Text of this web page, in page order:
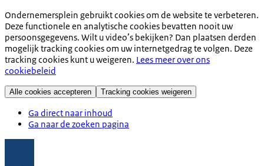
Ondernemersplein gebruikt cookies om de website te verbeteren.
Deze functionele en analytische cookies bevatten nooit uw
persoonsgegevens. Wilt u video’s bekijken? Dan plaatsen derden
mogelijk tracking cookies om uw internetgedrag te volgen. Deze
tracking cookies kunt u weigeren. Lees meer over ons
cookiebeleid
Alle cookies accepteren Tracking cookies weigeren
Ga direct naar inhoud
Ga naar de zoeken pagina